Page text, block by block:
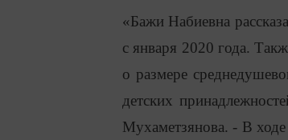
«Бажи Набиевна
с января 2020 года.
о размере
детских
Мухаметзянова. - В ходе